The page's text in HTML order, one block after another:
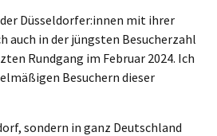
Düsseldorfer:innen mit ihrer
auch in der jüngsten Besucherzahl
Rundgang im Februar 2024. Ich
Besuchern dieser
sondern in ganz Deutschland